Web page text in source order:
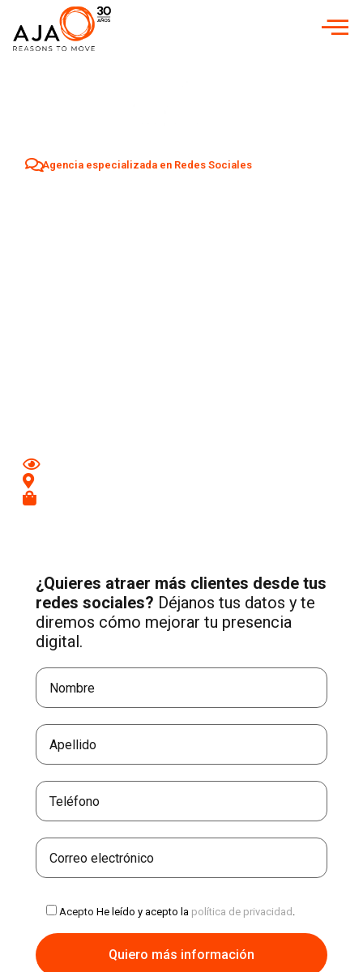
Agencia especializada en Redes Sociales
¿Quieres atraer más clientes desde tus
redes sociales? Déjanos tus datos y te
diremos cómo mejorar tu presencia
digital.
Acepto He leído y acepto la política de privacidad .